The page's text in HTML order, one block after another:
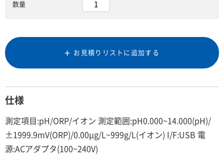
数量
お見積りリストに追加する
仕様
測定項目:pH/ORP/イオン 測定範囲:pH0.000~14.000(pH)/
±1999.9mV(ORP)/0.00μg/L~999g/L(イオン) I/F:USB 電
源:ACアダプタ(100~240V)